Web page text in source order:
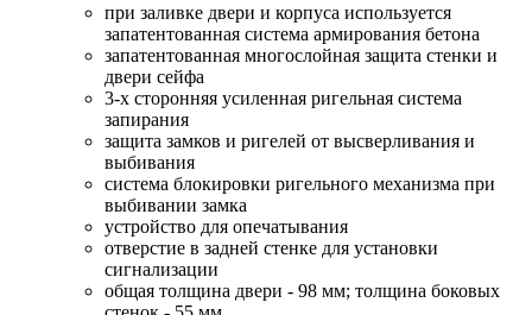
при заливке двери и корпуса используется
запатентованная система армирования бетона
запатентованная многослойная защита стенки и
двери сейфа
3-х сторонняя усиленная ригельная система
запирания
защита замков и ригелей от высверливания и
выбивания
система блокировки ригельного механизма при
выбивании замка
устройство для опечатывания
отверстие в задней стенке для установки
сигнализации
общая толщина двери - 98 мм; толщина боковых